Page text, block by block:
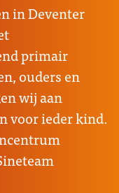
in Deventer
primair
ouders en
wij aan
voor ieder kind.